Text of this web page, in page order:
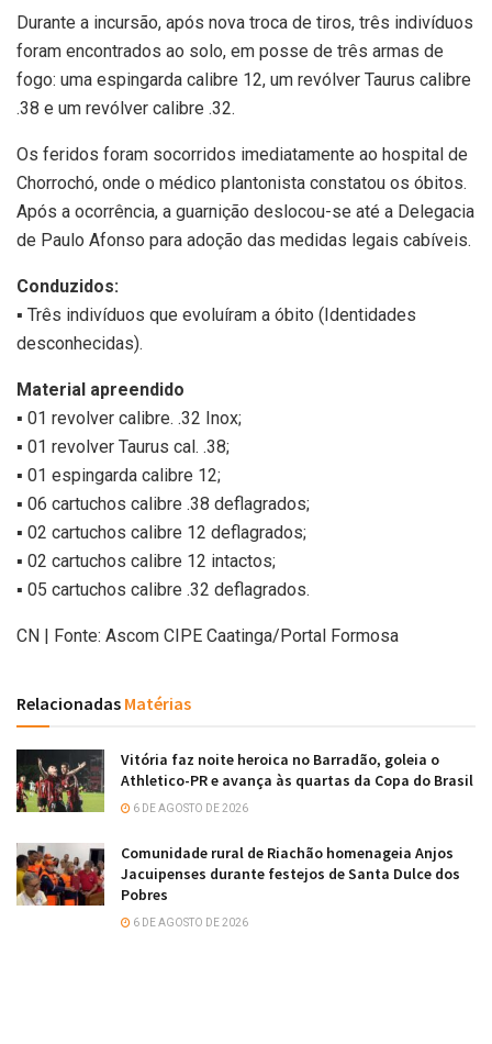
Durante a incursão, após nova troca de tiros, três indivíduos
foram encontrados ao solo, em posse de três armas de
fogo: uma espingarda calibre 12, um revólver Taurus calibre
.38 e um revólver calibre .32.
Os feridos foram socorridos imediatamente ao hospital de
Chorrochó, onde o médico plantonista constatou os óbitos.
Após a ocorrência, a guarnição deslocou-se até a Delegacia
de Paulo Afonso para adoção das medidas legais cabíveis.
Conduzidos:
▪ Três indivíduos que evoluíram a óbito (Identidades
desconhecidas).
Material apreendido
▪ 01 revolver calibre. .32 Inox;
▪ 01 revolver Taurus cal. .38;
▪ 01 espingarda calibre 12;
▪ 06 cartuchos calibre .38 deflagrados;
▪ 02 cartuchos calibre 12 deflagrados;
▪ 02 cartuchos calibre 12 intactos;
▪ 05 cartuchos calibre .32 deflagrados.
CN | Fonte: Ascom CIPE Caatinga/Portal Formosa
Relacionadas Matérias
Vitória faz noite heroica no Barradão, goleia o
Athletico-PR e avança às quartas da Copa do Brasil
6 DE AGOSTO DE 2026
Comunidade rural de Riachão homenageia Anjos
Jacuipenses durante festejos de Santa Dulce dos
Pobres
6 DE AGOSTO DE 2026